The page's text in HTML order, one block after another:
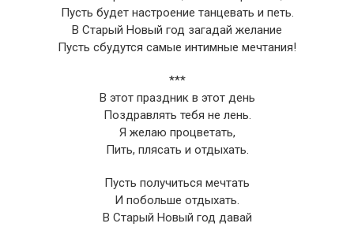
Пусть будет настроение танцевать и петь.
В Старый Новый год загадай желание
Пусть сбудутся самые интимные мечтания!
***
В этот праздник в этот день
Поздравлять тебя не лень.
Я желаю процветать,
Пить, плясать и отдыхать.
Пусть получиться мечтать
И побольше отдыхать.
В Старый Новый год давай